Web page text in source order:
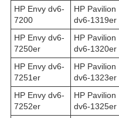
HP Envy dv6-
7200
HP Pavilion
dv6-1319er
HP Envy dv6-
7250er
HP Pavilion
dv6-1320er
HP Envy dv6-
7251er
HP Pavilion
dv6-1323er
HP Envy dv6-
7252er
HP Pavilion
dv6-1325er